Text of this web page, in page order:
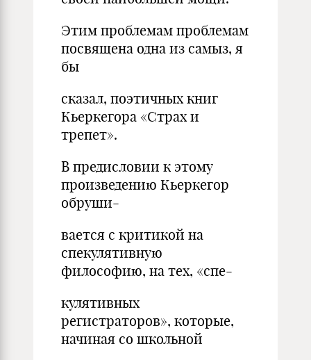
Этим проблемам проблемам
посвящена одна из самыз, я
бы
сказал, поэтичных книг
Кьеркегора «Страх и
трепет».
В предисловии к этому
произведению Кьеркегор
обруши-
вается с критикой на
спекулятивную
философию, на тех, «спе-
кулятивных
регистраторов», которые,
начиная со школьной